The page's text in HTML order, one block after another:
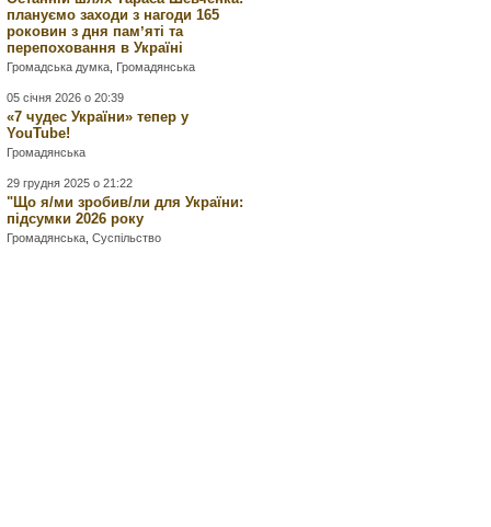
плануємо заходи з нагоди 165
роковин з дня памʼяті та
перепоховання в Україні
Громадська думка Громадянська
05 січня 2026 о 20:39
«7 чудес України» тепер у
YouTube!
Громадянська
29 грудня 2025 о 21:22
"Що я/ми зробив/ли для України:
підсумки 2026 року
Громадянська ,Суспільство